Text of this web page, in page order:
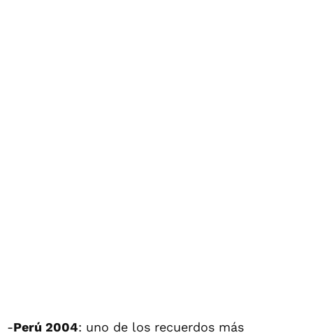
-Perú 2004: uno de los recuerdos más